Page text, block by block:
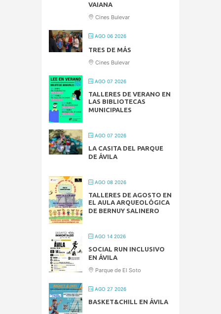
VAIANA
Cines Bulevar
AGO 06 2026
TRES DE MÁS
Cines Bulevar
AGO 07 2026
TALLERES DE VERANO EN
LAS BIBLIOTECAS
MUNICIPALES
AGO 07 2026
LA CASITA DEL PARQUE
DE ÁVILA
AGO 08 2026
TALLERES DE AGOSTO EN
EL AULA ARQUEOLÓGICA
DE BERNUY SALINERO
AGO 14 2026
SOCIAL RUN INCLUSIVO
EN ÁVILA
Parque de El Soto
AGO 27 2026
BASKET&CHILL EN ÁVILA